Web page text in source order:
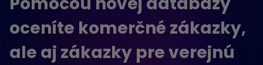
oceníte komerčné zákazky,
ale aj zákazky pre verejnú